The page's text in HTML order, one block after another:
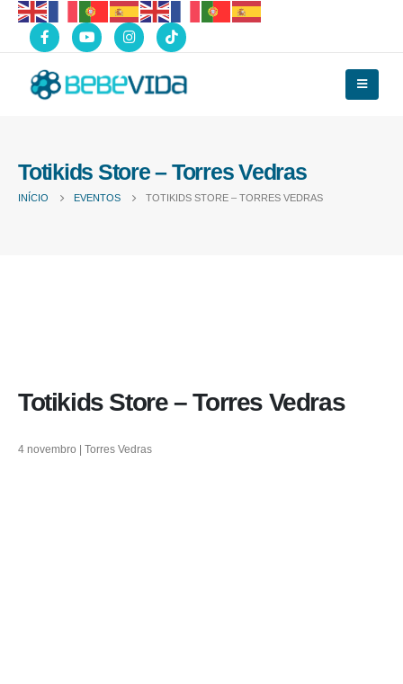
Totikids Store – Torres Vedras
INÍCIO EVENTOS TOTIKIDS STORE – TORRES VEDRAS
Totikids Store – Torres Vedras
4 novembro | Torres Vedras